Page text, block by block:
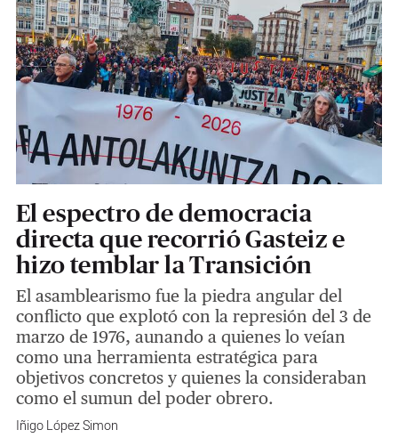
El espectro de democracia
directa que recorrió Gasteiz e
hizo temblar la Transición
El asamblearismo fue la piedra angular del
conflicto que explotó con la represión del 3 de
marzo de 1976, aunando a quienes lo veían
como una herramienta estratégica para
objetivos concretos y quienes la consideraban
como el sumun del poder obrero.
Iñigo López Simon